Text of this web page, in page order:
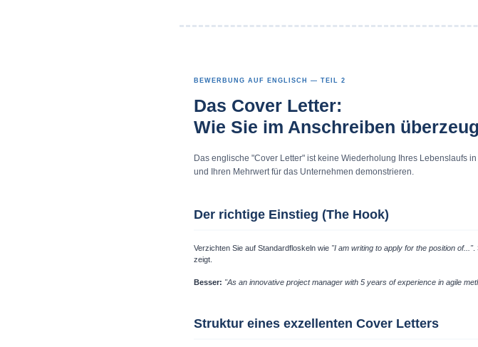
BEWERBUNG AUF ENGLISCH — TEIL 2
Das Cover Letter:
Wie Sie im Anschreiben
Das englische "Cover Letter" ist keine Wiederholung Ihres Lebenslaufs
und Ihren Mehrwert für das Unternehmen demonstrieren.
Der richtige Einstieg (The Hook)
Verzichten Sie auf Standardfloskeln wie "I am writing to apply for the position of...".
zeigt.
Besser: "As an innovative project manager with 5 years of experience in agile
Struktur eines exzellenten Cover Letters